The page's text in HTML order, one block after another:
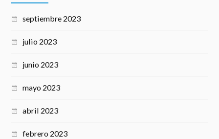
septiembre 2023
julio 2023
junio 2023
mayo 2023
abril 2023
febrero 2023